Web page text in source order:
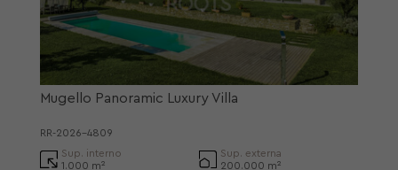
Mugello Panoramic Luxury Villa
RR-2026-4809
Sup. interno
1.000 m²
Sup. externa
200.000 m²